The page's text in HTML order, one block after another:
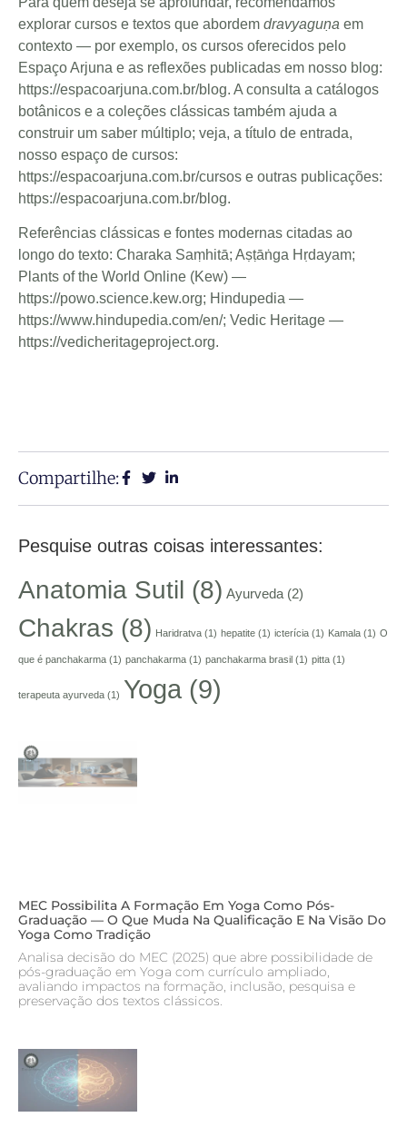
explorar cursos e textos que abordem dravyaguṇa em
contexto — por exemplo, os cursos oferecidos pelo
Espaço Arjuna e as reflexões publicadas em nosso blog:
https://espacoarjuna.com.br/blog. A consulta a catálogos
botânicos e a coleções clássicas também ajuda a
construir um saber múltiplo; veja, a título de entrada,
nosso espaço de cursos:
https://espacoarjuna.com.br/cursos e outras publicações:
https://espacoarjuna.com.br/blog.
Referências clássicas e fontes modernas citadas ao
longo do texto: Charaka Saṃhitā; Aṣṭāṅga Hṛdayam;
Plants of the World Online (Kew) —
https://powo.science.kew.org; Hindupedia —
https://www.hindupedia.com/en/; Vedic Heritage —
https://vedicheritageproject.org.
Compartilhe:
Pesquise outras coisas interessantes:
Anatomia Sutil (8) Ayurveda(2)
Chakras (8) Haridratva (1) hepatite (1) icterícia (1) Kamala (1) O
que é panchakarma (1) panchakarma (1) panchakarma brasil (1) pitta (1)
terapeuta ayurveda (1) Yoga (9)
MEC Possibilita A Formação Em Yoga Como Pós-
Graduação — O Que Muda Na Qualificação E Na Visão Do
Yoga Como Tradição
Analisa decisão do MEC (2025) que abre possibilidade de
pós-graduação em Yoga com currículo ampliado,
avaliando impactos na formação, inclusão, pesquisa e
preservação dos textos clássicos.